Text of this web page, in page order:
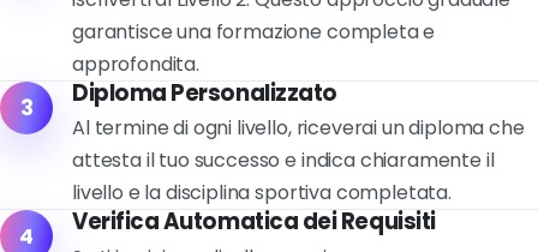
garantisce una formazione completa e
approfondita.
3 Diploma Personalizzato
Al termine di ogni livello, riceverai un diploma che
attesta il tuo successo e indica chiaramente il
livello e la disciplina sportiva completata.
4 Verifica Automatica dei Requisiti